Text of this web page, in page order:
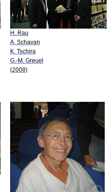
H. Rau
A. Schavan
K. Tschira
G.-M. Greuel
(2008)